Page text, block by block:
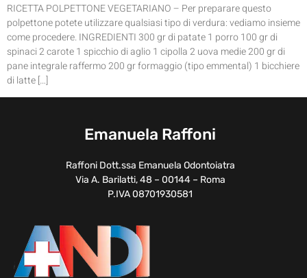
RICETTA POLPETTONE VEGETARIANO – Per preparare questo
polpettone potete utilizzare qualsiasi tipo di verdura: vediamo insieme
come procedere. INGREDIENTI 300 gr di patate 1 porro 100 gr di
spinaci 2 carote 1 spicchio di aglio 1 cipolla 2 uova medie 200 gr di
pane integrale raffermo 200 gr formaggio (tipo emmental) 1 bicchiere
di latte […]
Emanuela Raffoni
Raffoni Dott.ssa Emanuela Odontoiatra
Via A. Barilatti, 48 – 00144 – Roma
P.IVA 08701930581